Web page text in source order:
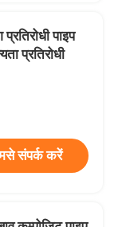
पाइप
प्रतिरोधी
संपर्क करें